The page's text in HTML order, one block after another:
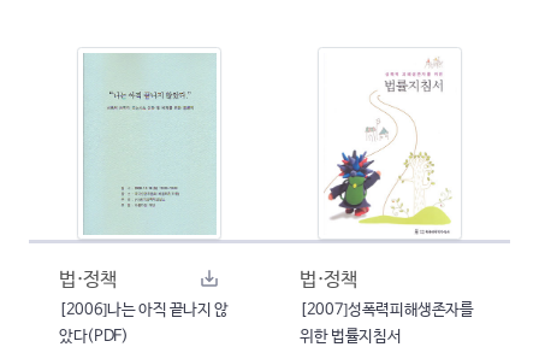
법·정책
[2006]나는 아직 끝나지 않
았다(PDF)
법·정책
[2007]성폭력피해생존자를
위한 법률지침서